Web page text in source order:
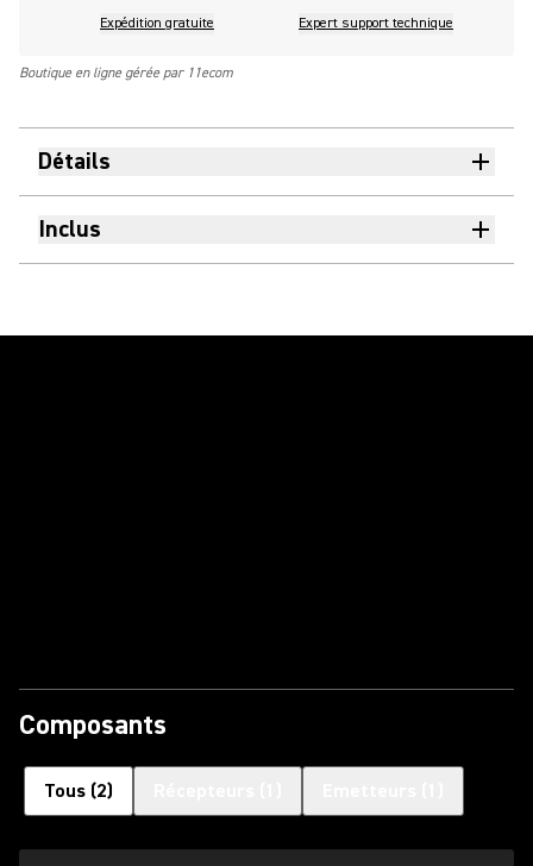
Expédition gratuite Expert support technique
Boutique en ligne gérée par 11ecom
Détails
Inclus
Composants
Tous (2)